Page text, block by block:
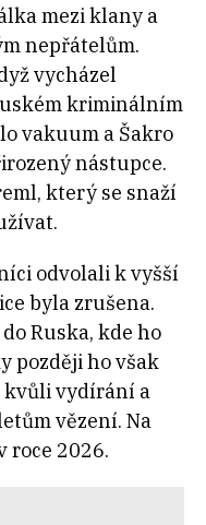
mezi klany a
nepřátelům.
vycházel
kriminálním
vakuum a Šakro
nástupce.
který se snaží
odvolali k vyšší
byla zrušena.
do Ruska, kde ho
později ho však
vydírání a
vězení. Na
roce 2026.